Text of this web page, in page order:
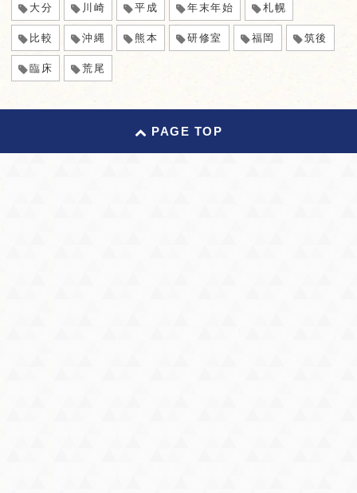
大分 川崎 平成 年末年始 札幌
比較 沖縄 熊本 研修室 福岡 筑後
臨床 荒尾
PAGE TOP